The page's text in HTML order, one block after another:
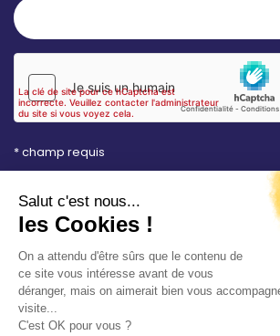
* champ requis
vous envoyer les lettres d'information de la Mairie de
Saint-Aubin-sur-Mer. Vous pouvez à tout moment
utiliser le lien de désabonnement intégré dans la
newsletter. Consultez notre
confidentialitépour en savoir plus.